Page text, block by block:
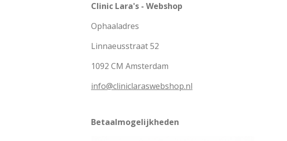
Clinic Lara's - Webshop
Ophaaladres
Linnaeusstraat 52
1092 CM Amsterdam
info@cliniclaraswebshop.nl
Betaalmogelijkheden